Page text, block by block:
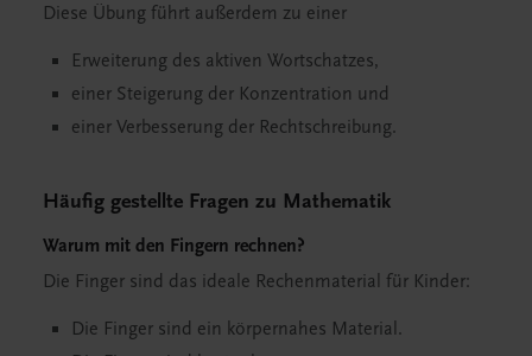
Diese Übung führt außerdem zu einer
Erweiterung des aktiven Wortschatzes,
einer Steigerung der Konzentration und
einer Verbesserung der Rechtschreibung.
Häufig gestellte Fragen zu Mathematik
Warum mit den Fingern rechnen?
Die Finger sind das ideale Rechenmaterial für Kinder:
Die Finger sind ein körpernahes Material.